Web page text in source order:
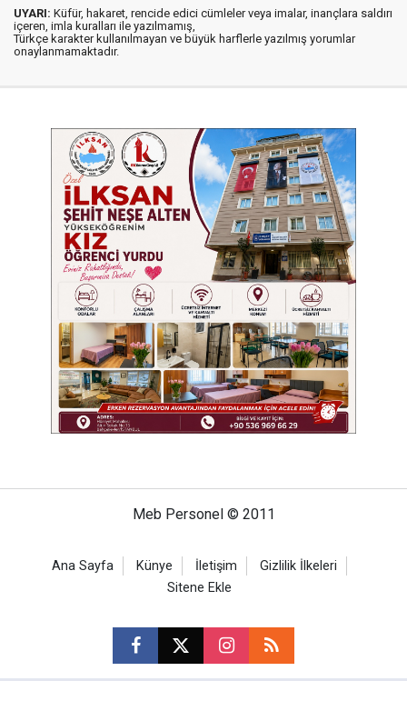
UYARI: Küfür, hakaret, rencide edici cümleler veya imalar, inançlara saldırı
içeren, imla kuralları ile yazılmamış,
Türkçe karakter kullanılmayan ve büyük harflerle yazılmış yorumlar
onaylanmamaktadır.
Meb Personel © 2011
Ana Sayfa Künye İletişim
Gizlilik İlkeleri
Sitene Ekle